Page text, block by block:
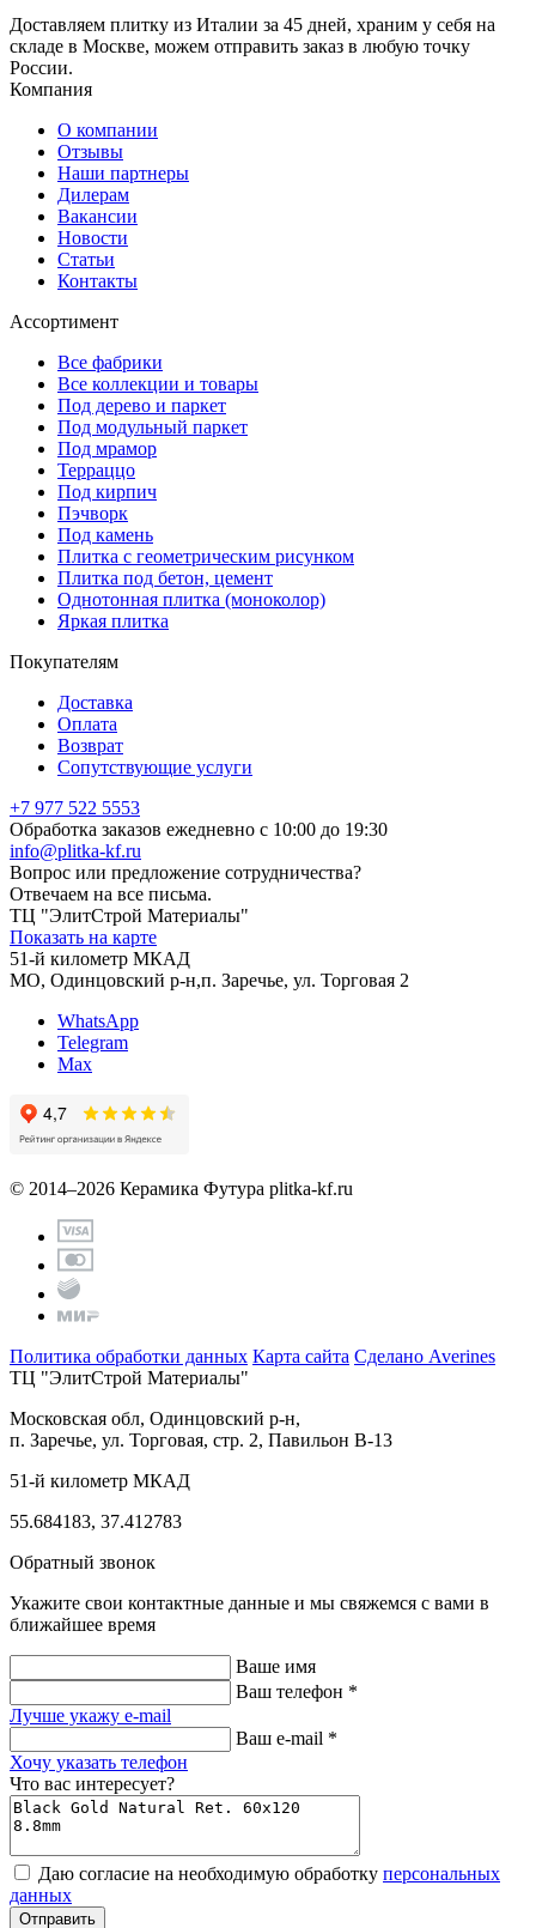
Доставляем плитку из Италии за 45 дней, храним у себя на
складе в Москве, можем отправить заказ в любую точку
России.
Компания
О компании
Отзывы
Наши партнеры
Дилерам
Вакансии
Новости
Статьи
Контакты
Ассортимент
Все фабрики
Все коллекции и товары
Под дерево и паркет
Под модульный паркет
Под мрамор
Терраццо
Под кирпич
Пэчворк
Под камень
Плитка с геометрическим рисунком
Плитка под бетон, цемент
Однотонная плитка (моноколор)
Яркая плитка
Покупателям
Доставка
Оплата
Возврат
Сопутствующие услуги
+7 977 522 5553
Обработка заказов ежедневно с 10:00 до 19:30
info@plitka-kf.ru
Вопрос или предложение сотрудничества?
Отвечаем на все письма.
ТЦ "ЭлитСтрой Материалы"
Показать на карте
51-й километр МКАД
МО, Одинцовский р-н,п. Заречье, ул. Торговая 2
WhatsApp
Telegram
Max
© 2014–2026 Керамика Футура plitka-kf.ru
Политика обработки данных Карта сайта Сделано Averines
ТЦ "ЭлитСтрой Материалы"
Московская обл, Одинцовский р-н,
п. Заречье, ул. Торговая, стр. 2, Павильон В-13
51-й километр МКАД
55.684183, 37.412783
Обратный звонок
Укажите свои контактные данные и мы свяжемся с вами в
ближайшее время
Ваше имя
Ваш телефон *
Лучше укажу e-mail
Ваш e-mail *
Хочу указать телефон
Что вас интересует?
Даю согласие на необходимую обработку персональных
данных
Отправить